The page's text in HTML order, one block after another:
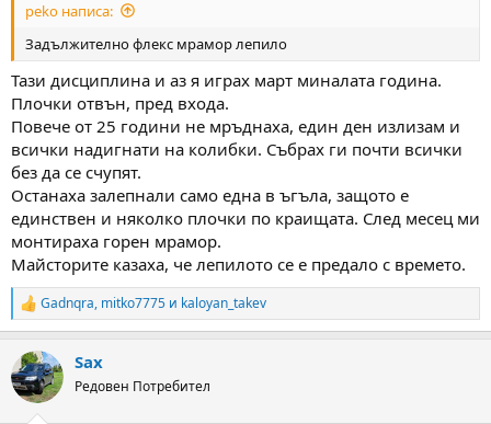
peko написа:
Задължително флекс мрамор лепило
Тази дисциплина и аз я играх март миналата година.
Плочки отвън, пред входа.
Повече от 25 години не мръднаха, един ден излизам и
всички надигнати на колибки. Събрах ги почти всички
без да се счупят.
Останаха залепнали само една в ъгъла, защото е
единствен и няколко плочки по краищата. След месец ми
монтираха горен мрамор.
Майсторите казаха, че лепилото се е предало с времето.
R
e
c
t
i
Gadnqra, mitko7775 и kaloyan_takev
Sax
Редовен Потребител